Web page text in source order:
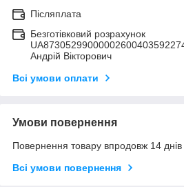
Післяплата
Безготівковий розрахунок
Андрій Вікторович
Всі умови оплати
Умови повернення
Повернення товару впродовж 14 днів
Всі умови повернення